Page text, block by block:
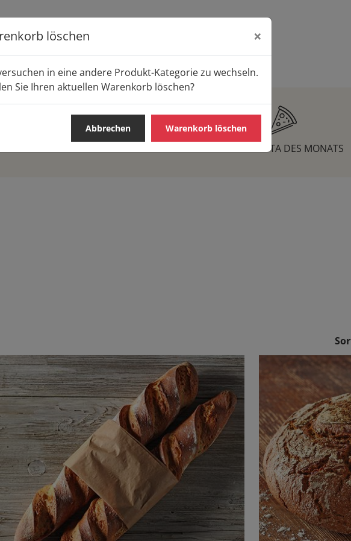
löschen ×
in eine andere Produkt-Kategorie zu wechseln.
Sie Ihren aktuellen Warenkorb löschen?
Abbrechen Warenkorb löschen
PIZZA / PASTA DES MONATS
Zurück